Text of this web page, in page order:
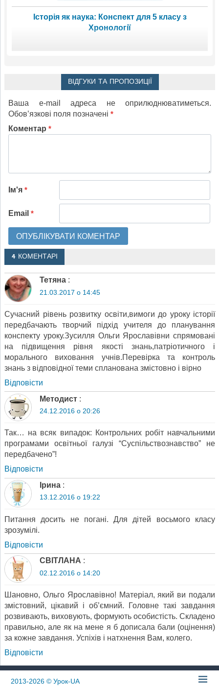
Історія як наука: Конспект для 5 класу з
Хронології
ВІДГУКИ ТА ПРОПОЗИЦІЇ
Ваша e-mail адреса не оприлюднюватиметься.
Обов’язкові поля позначені *
Коментар *
Ім'я *
Email *
4 КОМЕНТАРІ
Тетяна :
21.03.2017 о 14:45
Сучасний рівень розвитку освіти,вимоги до уроку історії
передбачають творчий підхід учителя до планування
конспекту уроку.Зусилля Ольги Ярославівни спрямовані
на підвищення рівня якості знань,патріотичного і
морального виховання учнів.Перевірка та контроль
знань з відповідної теми спланована змістовно і вірно
Відповіcти
Методист :
24.12.2016 о 20:26
Так… на всяк випадок: Контрольних робіт навчальними
програмами освітньої галузі “Суспільствознавство” не
передбачено”!
Відповіcти
Ірина :
13.12.2016 о 19:22
Питання досить не погані. Для дітей восьмого класу
зрозумілі.
Відповіcти
СВІТЛАНА :
02.12.2016 о 14:20
Шановно, Ольго Ярославівно! Матеріал, який ви подали
змістовний, цікавий і об’ємний. Головне такі завдання
розвивають, виховують, формують особистість. Складено
правильно, але як на мене я б дописала бали (оцінення)
за кожне завдання. Успіхів і натхнення Вам, колего.
Відповіcти
2013-2026© Урок-UA